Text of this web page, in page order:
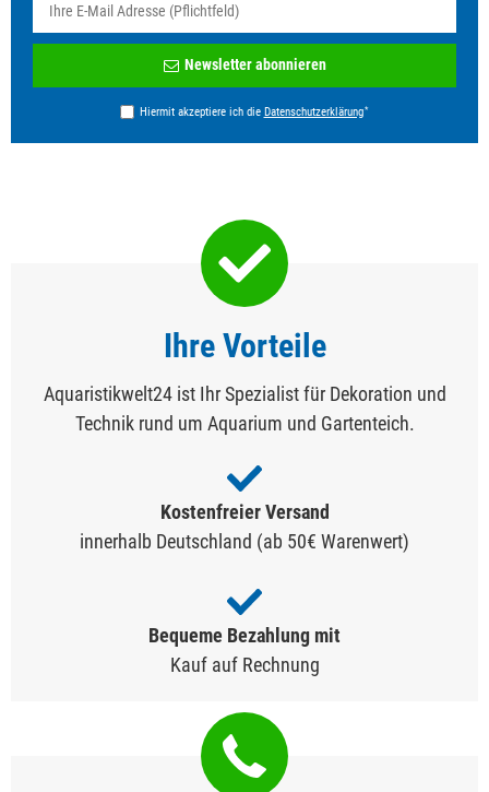
Honig
Newsletter abonnieren
Hiermit akzeptiere ich die Daten­schutz­erklärung*
Ihre Vorteile
Aquaristikwelt24 ist Ihr Spezialist für Dekoration und
Technik rund um Aquarium und Gartenteich.
Kostenfreier Versand
innerhalb Deutschland (ab 50€ Warenwert)
Bequeme Bezahlung mit
Kauf auf Rechnung